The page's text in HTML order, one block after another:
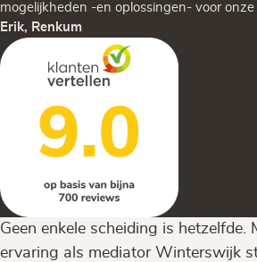
mogelijkheden -en oplossingen- voor
Erik, Renkum
Geen enkele scheiding is hetzelfde.
ervaring als mediator Winterswijk